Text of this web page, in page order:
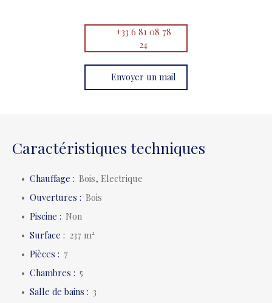
+33 6 81 08 78
24
Envoyer un mail
Caractéristiques techniques
Chauffage : Bois, Electrique
Ouvertures : Bois
Piscine : Non
Surface : 237m²
Pièces : 7
Chambres : 5
Salle de bains : 3